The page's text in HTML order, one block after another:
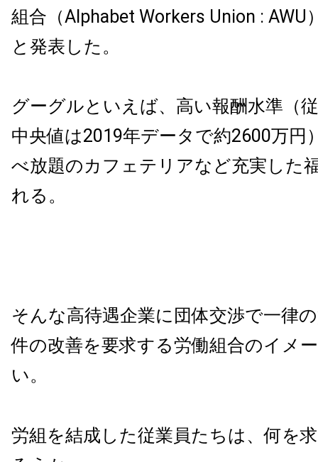
組合（Alphabet Workers Union : AWU
と発表した。
グーグルといえば、高い報酬水準（
中央値は2019年データで約2600万円
べ放題のカフェテリアなど充実した
れる。
そんな高待遇企業に団体交渉で一律
件の改善を要求する労働組合のイメ
い。
労組を結成した従業員たちは、何を